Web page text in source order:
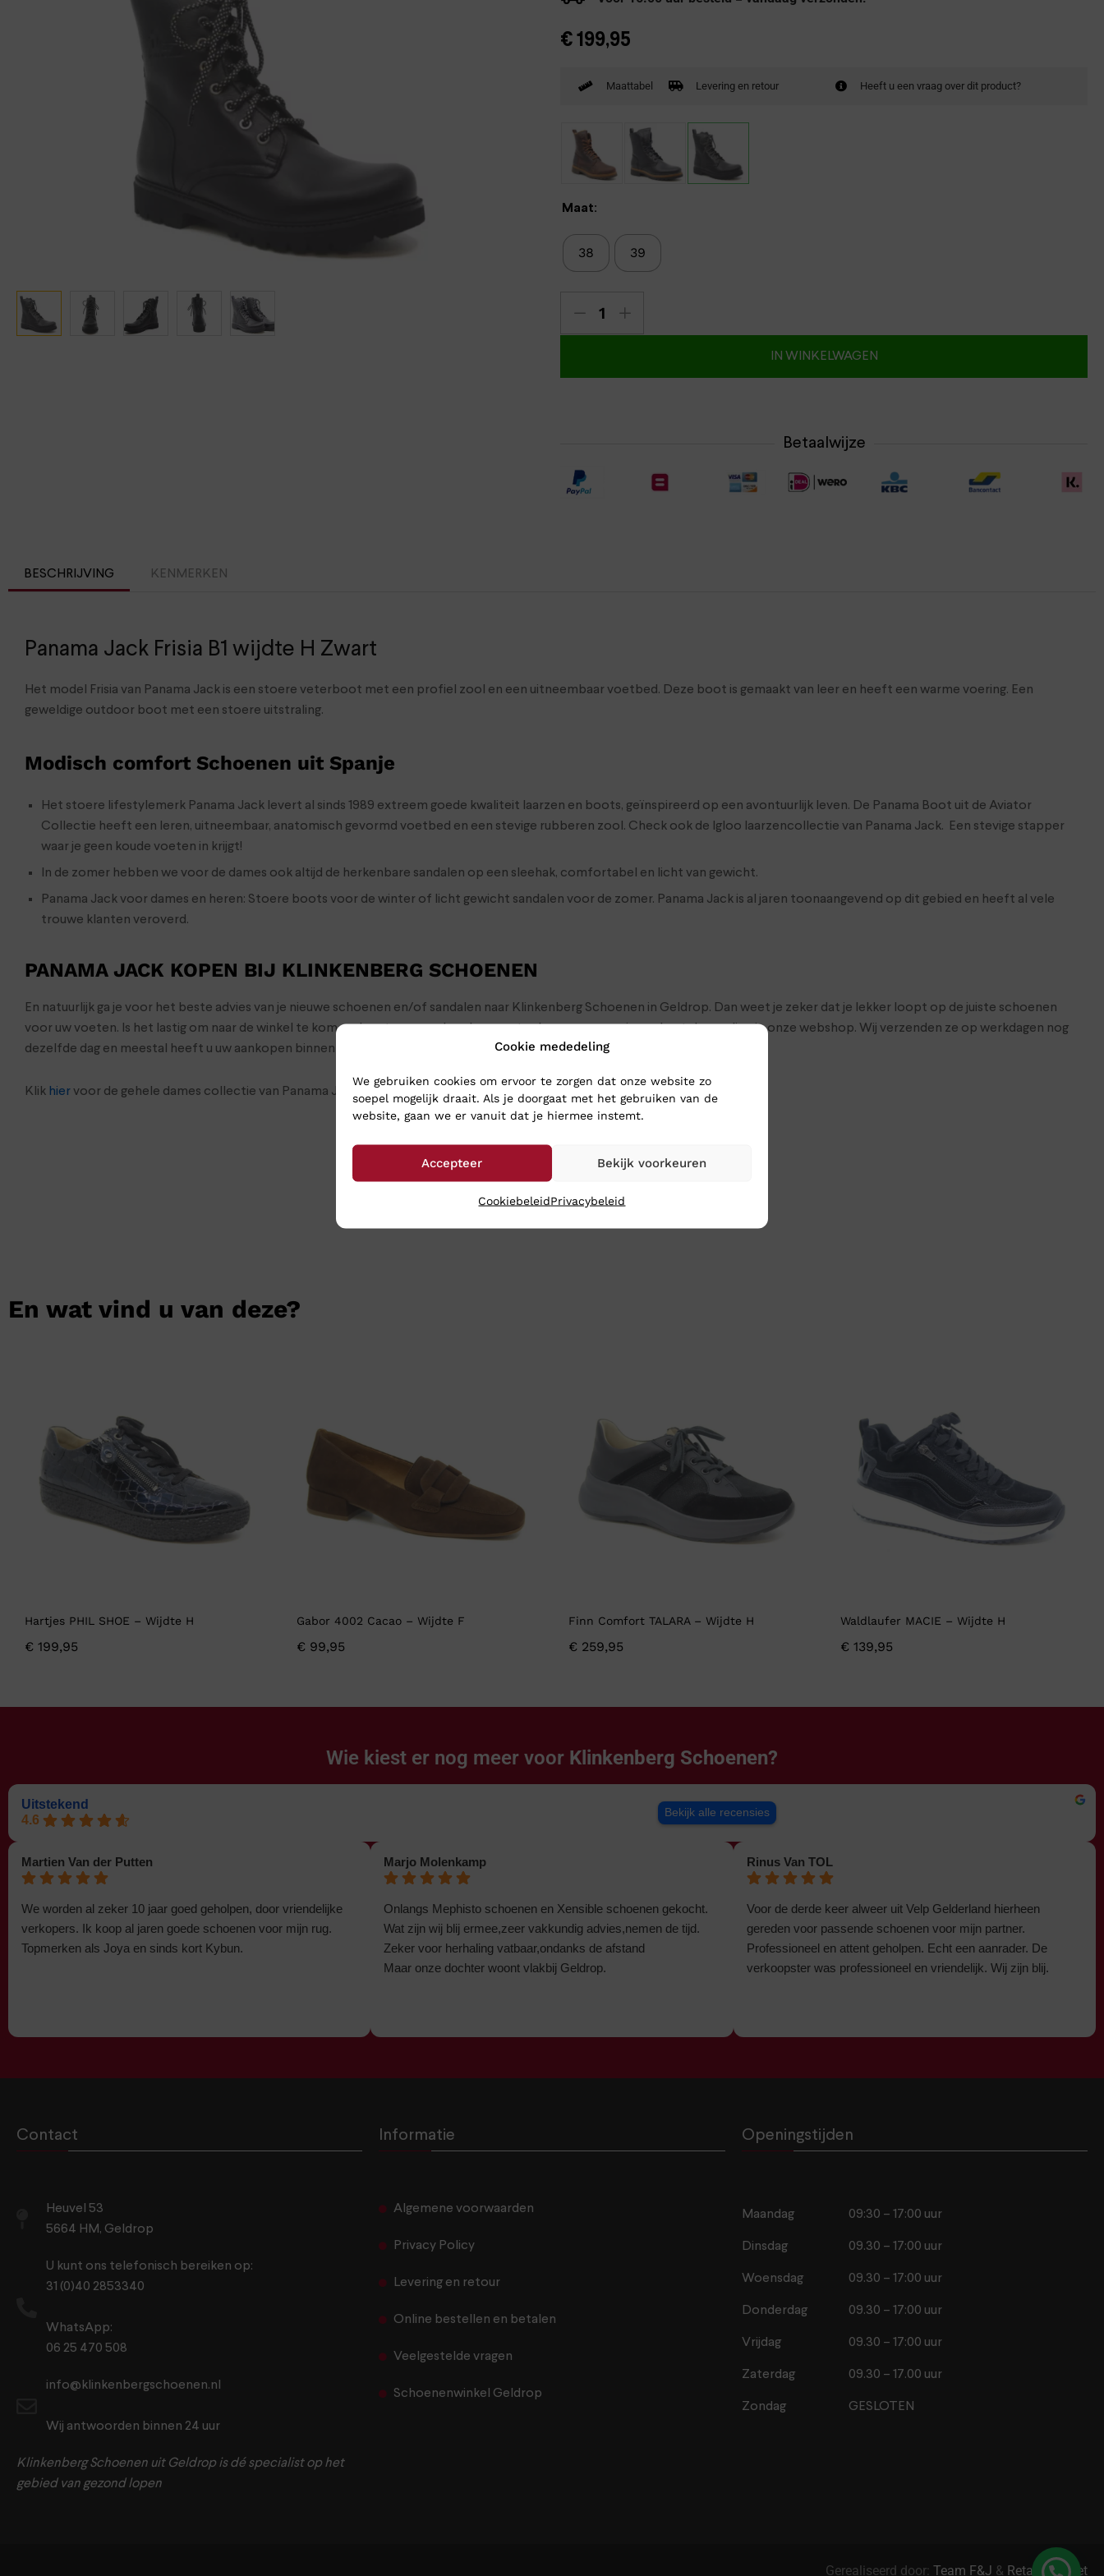
Cookie mededeling
We gebruiken cookies om ervoor te zorgen dat onze website zo
soepel mogelijk draait. Als je doorgaat met het gebruiken van de
website, gaan we er vanuit dat je hiermee instemt.
Accepteer Bekijk voorkeuren
CookiebeleidPrivacybeleid
Pantoffels
Verbandschoenen (externe website)
Lowa
Meindl € 199,95
Maattabel Levering en retour Heeft u een vraag over dit product?
Maat:
38 39
IN WINKELWAGEN
Betaalwijze
BESCHRIJVING KENMERKEN
Panama Jack Frisia B1 wijdte H Zwart
Het model Frisia van Panama Jack is een stoere veterboot met een profiel zool en een uitneembaar voetbed. Deze boot is gemaakt van leer en heeft een warme voering. Een
geweldige outdoor boot met een stoere uitstraling.
Modisch comfort Schoenen uit Spanje
Het stoere lifestylemerk Panama Jack levert al sinds 1989 extreem goede kwaliteit laarzen en boots, geïnspireerd op een avontuurlijk leven. De Panama Boot uit de Aviator
Collectie heeft een leren, uitneembaar, anatomisch gevormd voetbed en een stevige rubberen zool. Check ook de Igloo laarzencollectie van Panama Jack. Een stevige stapper
waar je geen koude voeten in krijgt!
In de zomer hebben we voor de dames ook altijd de herkenbare sandalen op een sleehak, comfortabel en licht van gewicht.
Panama Jack voor dames en heren: Stoere boots voor de winter of licht gewicht sandalen voor de zomer. Panama Jack is al jaren toonaangevend op dit gebied en heeft al vele
trouwe klanten veroverd.
PANAMA JACK KOPEN BIJ KLINKENBERG SCHOENEN
En natuurlijk ga je voor het beste advies van je nieuwe schoenen en/of sandalen naar Klinkenberg Schoenen in Geldrop. Dan weet je zeker dat je lekker loopt op de juiste schoenen
voor uw voeten. Is het lastig om naar de winkel te komen dan sturen we de schoenen toch gewoon naar je op: bestel ze online in onze webshop. Wij verzenden ze op werkdagen nog
dezelfde dag en meestal heeft u uw aankopen binnen 24 uur binnen.
Klik hiervoor de gehele dames collectie van Panama Jack
En wat vind u van deze?
Hartjes PHIL SHOE – Wijdte H
€ 199,95
Gabor 4002 Cacao – Wijdte F
€ 99,95
Finn Comfort TALARA – Wijdte H
€ 259,95
Waldlaufer MACIE – Wijdte H
€ 139,95
Wie kiest er nog meer voor Klinkenberg Schoenen?
Uitstekend
4.6
Bekijk alle recensies
Martien Van der Putten
We worden al zeker 10 jaar goed geholpen, door vriendelijke
verkopers. Ik koop al jaren goede schoenen voor mijn rug.
Topmerken als Joya en sinds kort Kybun.
Marjo Molenkamp
Onlangs Mephisto schoenen en Xensible schoenen gekocht.
Wat zijn wij blij ermee,zeer vakkundig advies,nemen de tijd.
Zeker voor herhaling vatbaar,ondanks de afstand
Maar onze dochter woont vlakbij Geldrop.
Rinus Van TOL
Voor de derde keer alweer uit Velp Gelderland hierheen
gereden voor passende schoenen voor mijn partner.
Professioneel en attent geholpen. Echt een aanrader. De
verkoopster was professioneel en vriendelijk. Wij zijn blij.
Contact
Heuvel 53
5664 HM, Geldrop
U kunt ons telefonisch bereiken op:
31 (0)40 2853340
WhatsApp:
06 25 470 508
info@klinkenbergschoenen.nl
Wij antwoorden binnen 24 uur
Klinkenberg Schoenen uit Geldrop is dé specialist op het
gebied van gezond lopen
Informatie
Algemene voorwaarden
Privacy Policy
Levering en retour
Online bestellen en betalen
Veelgestelde vragen
Schoenenwinkel Geldrop
Openingstijden
Maandag 09:30 – 17:00 uur
Dinsdag 09.30 – 17:00 uur
Woensdag 09.30 – 17:00 uur
Donderdag 09.30 – 17:00 uur
Vrijdag 09.30 – 17:00 uur
Zaterdag 09.30 – 17.00 uur
Zondag GESLOTEN
Gerealiseerd door: Team F&J & Retail2Market